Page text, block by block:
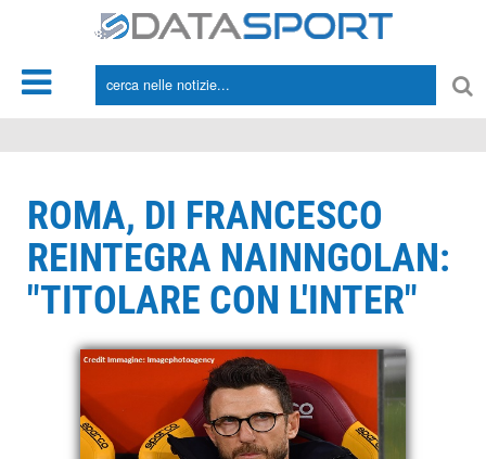
ROMA, DI FRANCESCO
REINTEGRA NAINNGOLAN:
"TITOLARE CON L'INTER"